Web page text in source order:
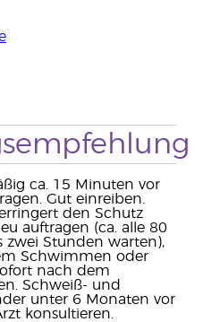
ca. 15 Minuten vor
Gut einreiben.
den Schutz
auftragen (ca. alle 80
zwei Stunden warten),
Schwimmen oder
nach dem
Schweiß- und
unter 6 Monaten vor
konsultieren.